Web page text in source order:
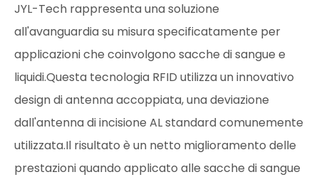
JYL-Tech rappresenta una soluzione
all'avanguardia su misura specificatamente per
applicazioni che coinvolgono sacche di sangue e
liquidi.Questa tecnologia RFID utilizza un innovativo
design di antenna accoppiata, una deviazione
dall'antenna di incisione AL standard comunemente
utilizzata.Il risultato è un netto miglioramento delle
prestazioni quando applicato alle sacche di sangue